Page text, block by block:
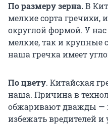
По размеру зерна.В
мелкие сорта гречихи,
округлой формой. У
мелкие, так и крупные
наша гречка имеет
По цвету. Китайская
наша. Причина в
обжаривают дважды —
избежать вредителей